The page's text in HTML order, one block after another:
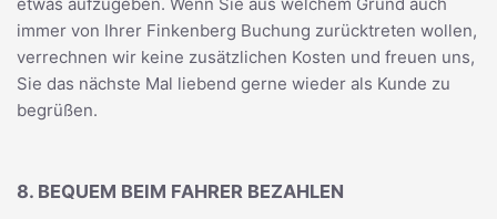
immer von Ihrer Finkenberg Buchung zurücktreten wollen,
verrechnen wir keine zusätzlichen Kosten und freuen uns,
Sie das nächste Mal liebend gerne wieder als Kunde zu
begrüßen.
8. BEQUEM BEIM FAHRER BEZAHLEN